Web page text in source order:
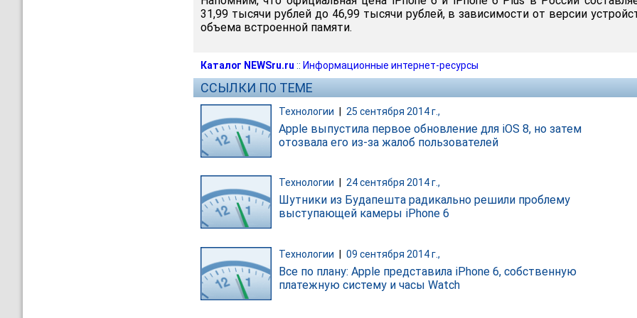
31,99 тысячи рублей до 46,99 тысячи рублей, в зависимости от версии
объема встроенной памяти.
Каталог NEWSru.ru :: Информационные интернет-ресурсы
ССЫЛКИ ПО ТЕМЕ
Технологии 25 сентября 2014 г.,
Apple выпустила первое обновление для iOS 8, но затем
отозвала его из-за жалоб пользователей
Технологии 24 сентября 2014 г.,
Шутники из Будапешта радикально решили проблему
выступающей камеры iPhone 6
Технологии | 09 сентября 2014 г.,
Все по плану: Apple представила iPhone 6, собственную
платежную систему и часы Watch